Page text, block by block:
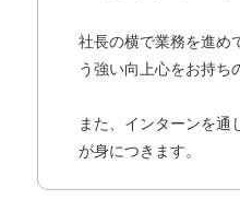
社長の横で業務を進め
う強い向上心をお持ち
また、インターンを
が身につきます。